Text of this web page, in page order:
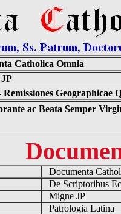
Catholica Omnia
ac Beata Semper
Documenta
De Scriptoribus
Migne JP
Patrologia Latina